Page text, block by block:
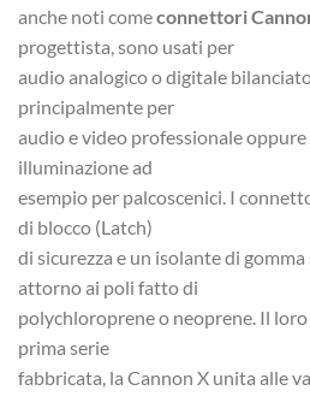
anche noti comeconnettori
progettista, sono usati per
audio analogico o digitale
principalmente per
audio e video professionale
illuminazione ad
esempio per palcoscenici. I
di blocco (Latch)
di sicurezza e un isolante di
attorno ai poli fatto di
polychloroprene o neoprene. Il
prima serie
fabbricata, la Cannon X unita alle